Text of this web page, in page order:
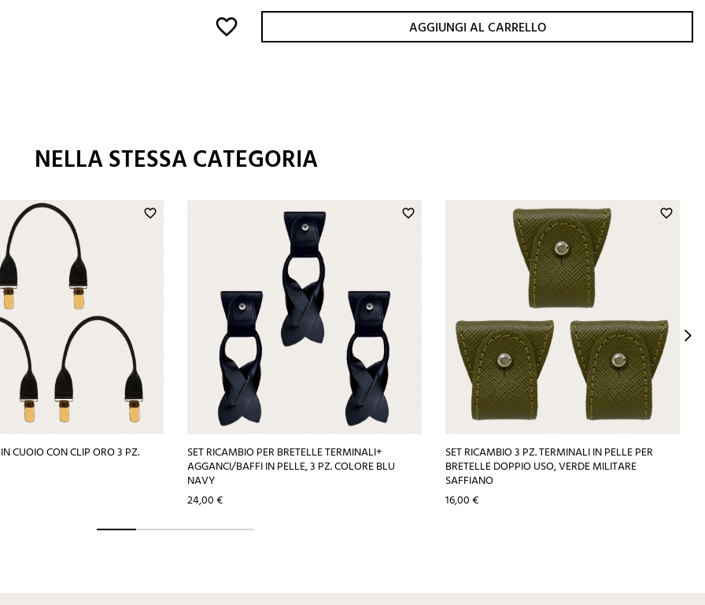
favorite_border AGGIUNGI AL CARRELLO
NELLA STESSA CATEGORIA
favorite_border
CUOIO CON CLIP ORO 3 PZ.
favorite_border
SET RICAMBIO PER BRETELLE TERMINALI+
AGGANCI/BAFFI IN PELLE, 3 PZ. COLORE BLU
NAVY
Prezzo
24,00 €
favorite_border
SET RICAMBIO 3 PZ. TERMINALI IN PELLE PER
BRETELLE DOPPIO USO, VERDE MILITARE
SAFFIANO
Prezzo
16,00 €